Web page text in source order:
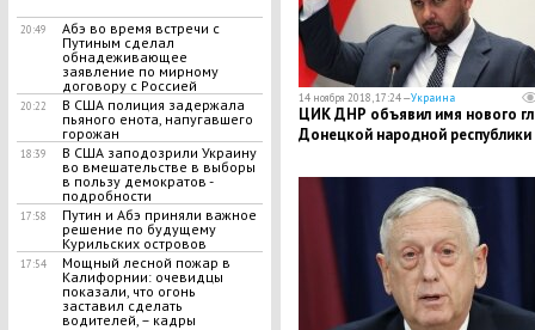
20:49
Абэ во время встречи с
Путиным сделал
обнадеживающее
заявление по мирному
договору с Россией
20:22
В США полиция задержала
пьяного енота, напугавшего
горожан
18:39
В США заподозрили Украину
во вмешательстве в выборы
в пользу демократов -
подробности
17:58
Путин и Абэ приняли важное
решение по будущему
Курильских островов
17:54
Мощный лесной пожар в
Калифорнии: очевидцы
показали, что огонь
заставил сделать
водителей, – кадры
14 ноября 2018, 17:24 —Украина
ЦИК ДНР объявил имя нового
Донецкой народной республики